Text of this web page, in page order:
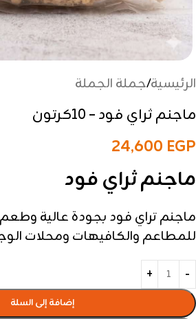
الرئيسية/جملة الجملة
ماجنم ثراي فود – 10كرتون
24,600 EGP
ماجنم ثراي فود
ماجنم تراي فود بجودة عالية
للمطاعم والكافيهات ومحلات
إضافة إلى السلة